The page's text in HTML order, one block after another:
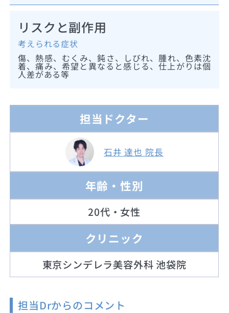
リスクと副作用
考えられる症状
傷、熱感、むくみ、鈍さ、しびれ、腫れ、色素沈
着、痛み、希望と異なると感じる、仕上がりは個
人差がある等
担当ドクター
石井 達也 院長
年齢・性別
20代・女性
クリニック
東京シンデレラ美容外科 池袋院
担当Drからのコメント